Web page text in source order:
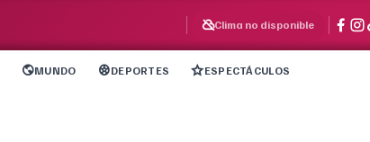
Clima no disponible
MUNDO DEPORTES ESPECTÁCULOS